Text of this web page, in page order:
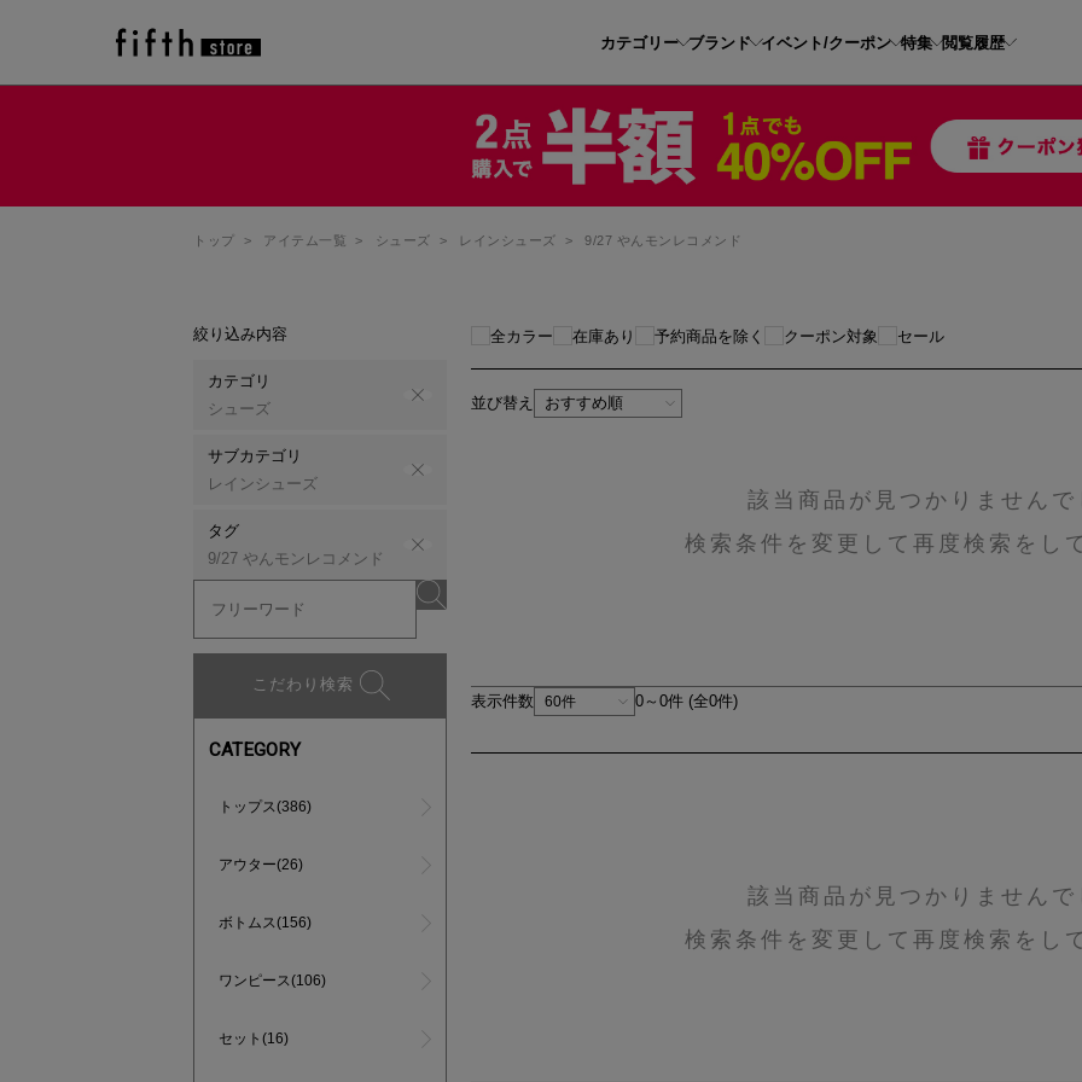
カテゴリー ブランド イベント/クーポン 特集 閲覧履歴
トップ > アイテム一覧 > シューズ > レインシューズ > 9/27 やんモンレコメンド
絞り込み内容
カテゴリ
シューズ
サブカテゴリ
レインシューズ
タグ
9/27 やんモンレコメンド
こだわり検索
CATEGORY
トップス(386)
アウター(26)
ボトムス(156)
ワンピース(106)
セット(16)
全カラー 在庫あり 予約商品を除く クーポン対象 セール
並び替え
該当商品が見つかりませんで
検索条件を変更して再度検索をし
表示件数 0～0件 (全0件)
該当商品が見つかりませんで
検索条件を変更して再度検索をし